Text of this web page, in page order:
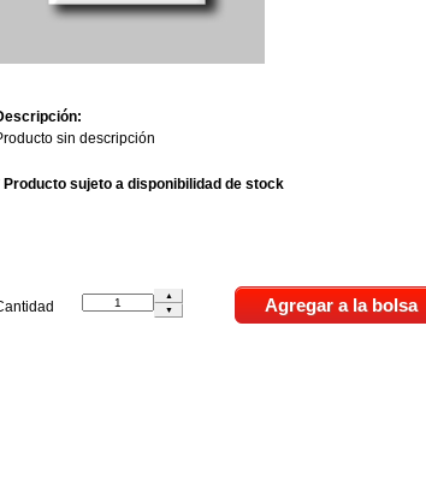
sin descripción
Producto sujeto a disponibilidad de stock